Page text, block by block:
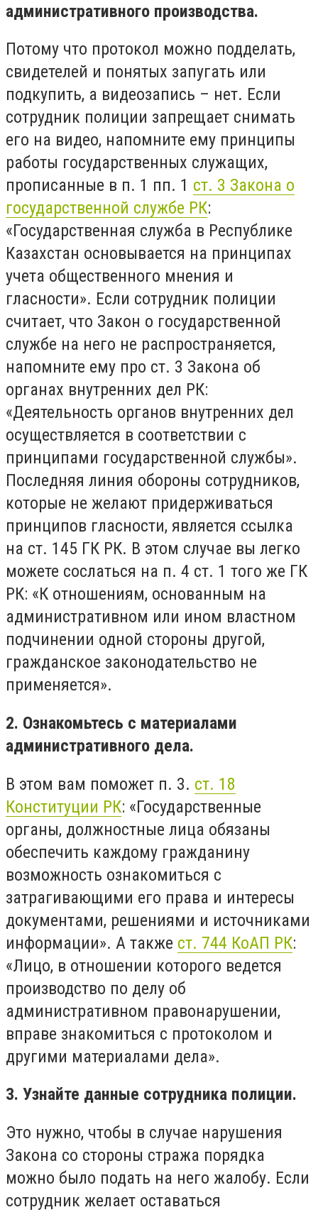
административного производства.
Потому что протокол можно подделать,
свидетелей и понятых запугать или
подкупить, а видеозапись – нет. Если
сотрудник полиции запрещает снимать
его на видео, напомните ему принципы
работы государственных служащих,
прописанные в п. 1 пп. 1 ст. 3 Закона о
государственной службе РК:
«Государственная служба в Республике
Казахстан основывается на принципах
учета общественного мнения и
гласности». Если сотрудник полиции
считает, что Закон о государственной
службе на него не распространяется,
напомните ему про ст. 3 Закона об
органах внутренних дел РК:
«Деятельность органов внутренних дел
осуществляется в соответствии с
принципами государственной службы».
Последняя линия обороны сотрудников,
которые не желают придерживаться
принципов гласности, является ссылка
на ст. 145 ГК РК. В этом случае вы легко
можете сослаться на п. 4 ст. 1 того же ГК
РК: «К отношениям, основанным на
административном или ином властном
подчинении одной стороны другой,
гражданское законодательство не
применяется».
2. Ознакомьтесь с материалами
административного дела.
В этом вам поможет п. 3. ст. 18
Конституции РК: «Государственные
органы, должностные лица обязаны
обеспечить каждому гражданину
возможность ознакомиться с
затрагивающими его права и интересы
документами, решениями и источниками
информации». А также ст. 744 КоАП РК:
«Лицо, в отношении которого ведется
производство по делу об
административном правонарушении,
вправе знакомиться с протоколом и
другими материалами дела».
3. Узнайте данные сотрудника полиции.
Это нужно, чтобы в случае нарушения
Закона со стороны стража порядка
можно было подать на него жалобу. Если
сотрудник желает оставаться